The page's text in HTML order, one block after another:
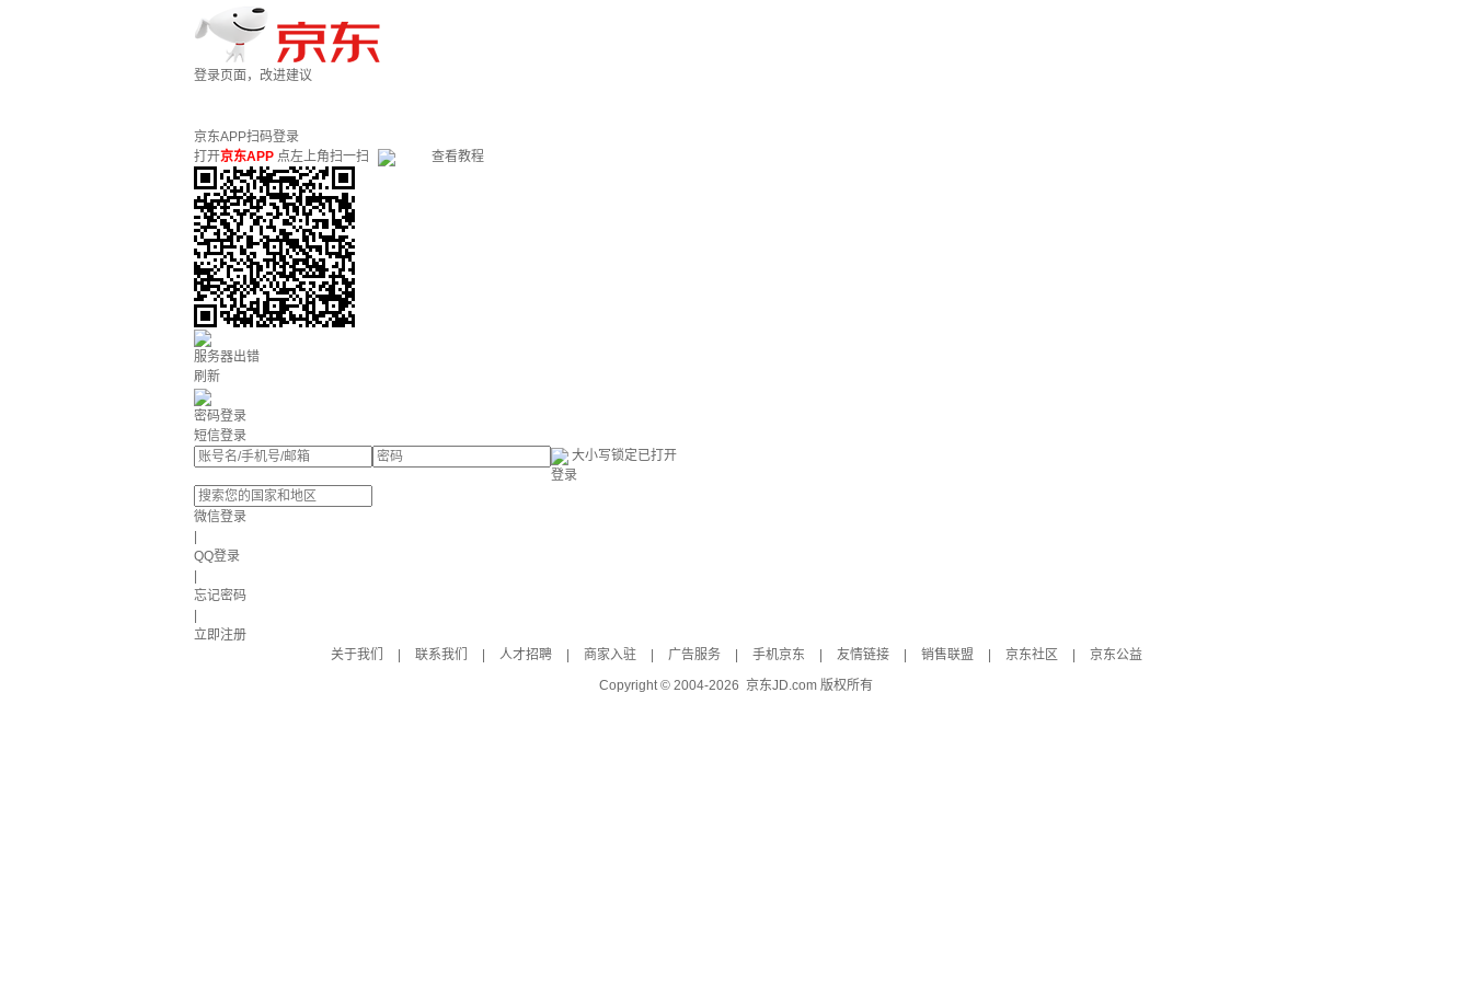
登录页面，改进建议
京东APP扫码登录
打开京东APP 点左上角扫一扫 查看教程
服务器出错
刷新
密码登录
短信登录
大小写锁定已打开
登录
微信登录
QQ登录
忘记密码
立即注册
关于我们
联系我们 人才招聘 商家入驻 广告服务 手机京东 友情链接 销售联盟 京东社区
京东公益
Copyright © 2004-2026 京东JD.com 版权所有